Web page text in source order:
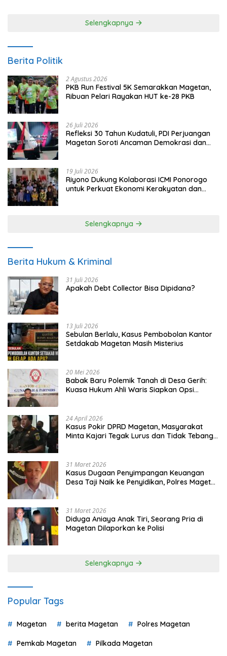
Selengkapnya
Berita Politik
2 Agustus 2026
PKB Run Festival 5K Semarakkan Magetan,
Ribuan Pelari Rayakan HUT ke-28 PKB
26 Juli 2026
Refleksi 30 Tahun Kudatuli, PDI Perjuangan
Magetan Soroti Ancaman Demokrasi dan
19 Juli 2026
Riyono Dukung Kolaborasi ICMI Ponorogo
untuk Perkuat Ekonomi Kerakyatan dan
Selengkapnya
Berita Hukum & Kriminal
31 Juli 2026
Apakah Debt Collector Bisa Dipidana?
13 Juli 2026
Sebulan Berlalu, Kasus Pembobolan Kantor
Setdakab Magetan Masih Misterius
20 Mei 2026
Babak Baru Polemik Tanah di Desa Gerih:
Kuasa Hukum Ahli Waris Siapkan Opsi
24 April 2026
Kasus Pokir DPRD Magetan, Masyarakat
Minta Kajari Tegak Lurus dan Tidak Tebang
31 Maret 2026
Kasus Dugaan Penyimpangan Keuangan
Desa Taji Naik ke Penyidikan, Polres Magetan
31 Maret 2026
Diduga Aniaya Anak Tiri, Seorang Pria di
Magetan Dilaporkan ke Polisi
Selengkapnya
Popular Tags
Magetan berita Magetan Polres Magetan
Pemkab Magetan Pilkada Magetan